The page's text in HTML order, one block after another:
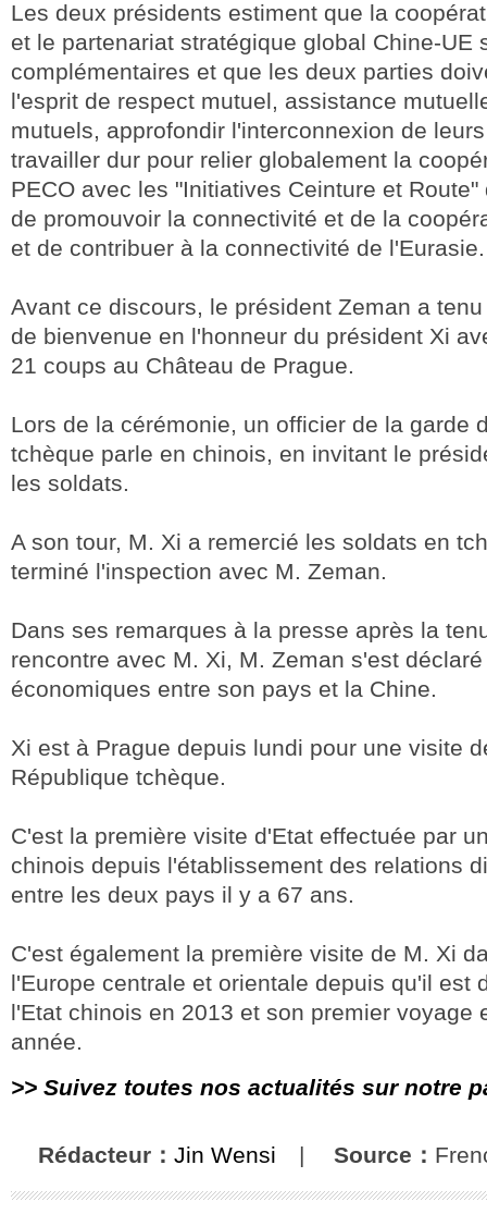
Les deux présidents estiment que la
et le partenariat stratégique global Chine-UE
complémentaires et que les deux parties
l'esprit de respect mutuel, assistance
mutuels, approfondir l'interconnexion de
travailler dur pour relier globalement la
PECO avec les "Initiatives Ceinture et
de promouvoir la connectivité et de la
et de contribuer à la connectivité de l'Eurasie.
Avant ce discours, le président Zeman a
de bienvenue en l'honneur du président Xi
21 coups au Château de Prague.
Lors de la cérémonie, un officier de la garde
tchèque parle en chinois, en invitant le
les soldats.
A son tour, M. Xi a remercié les soldats en
terminé l'inspection avec M. Zeman.
Dans ses remarques à la presse après la
rencontre avec M. Xi, M. Zeman s'est
économiques entre son pays et la Chine.
Xi est à Prague depuis lundi pour une visite
République tchèque.
C'est la première visite d'Etat effectuée par
chinois depuis l'établissement des relations
entre les deux pays il y a 67 ans.
C'est également la première visite de M. Xi
l'Europe centrale et orientale depuis qu'il est
l'Etat chinois en 2013 et son premier voyage
année.
>> Suivez toutes nos actualités sur notre
Rédacteur： Jin Wensi | Source：